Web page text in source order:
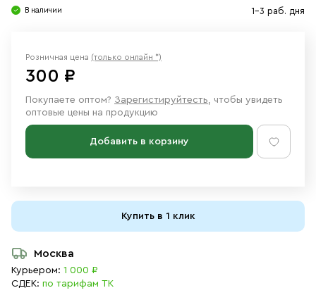
В наличии 1-3 раб. дня
Розничная цена (только онлайн *)
300 ₽
Покупаете оптом? Зарегистируйтесть, чтобы увидеть
оптовые цены на продукцию
Добавить в корзину
Купить в 1 клик
Москва
Курьером: 1 000 ₽
СДЕК: по тарифам ТК